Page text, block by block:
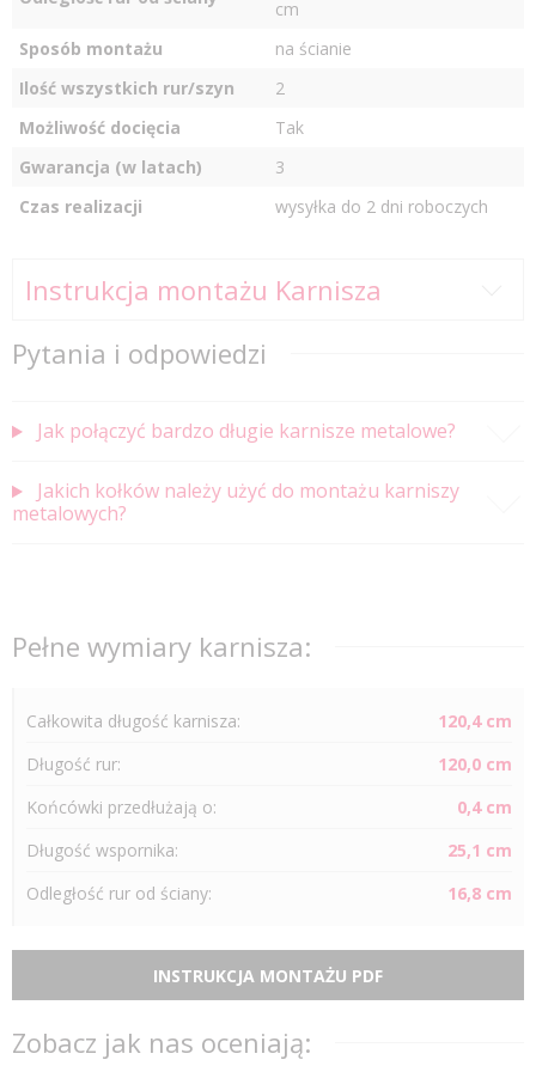
cm
Sposób montażu
na ścianie
Ilość wszystkich rur/szyn
2
Możliwość docięcia
Tak
Gwarancja (w latach)
3
Czas realizacji
wysyłka do 2 dni roboczych
Instrukcja montażu Karnisza
Pytania i odpowiedzi
Jak połączyć bardzo długie karnisze metalowe?
Jakich kołków należy użyć do montażu karniszy
metalowych?
Pełne wymiary karnisza:
Całkowita długość karnisza:
120,4 cm
Długość rur:
120,0 cm
Końcówki przedłużają o:
0,4 cm
Długość wspornika:
25,1 cm
Odległość rur od ściany: 16,8 cm
INSTRUKCJA MONTAŻU PDF
Zobacz jak nas oceniają: